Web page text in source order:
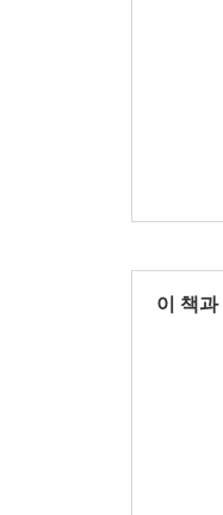
이 책과